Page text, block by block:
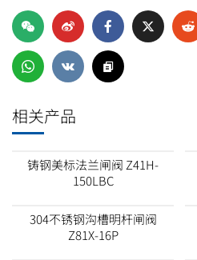
相关产品
铸钢美标法兰闸阀 Z41H-
150LBC
304不锈钢沟槽明杆闸阀
Z81X-16P